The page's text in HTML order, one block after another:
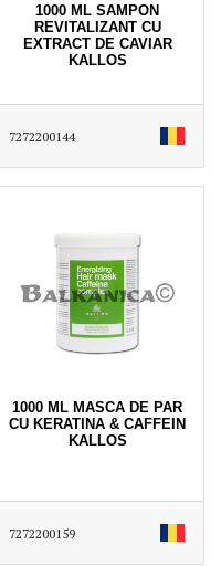
1000 ML SAMPON
REVITALIZANT CU
EXTRACT DE CAVIAR
KALLOS
7272200144
1000 ML MASCA DE PAR
CU KERATINA & CAFFEIN
KALLOS
7272200159